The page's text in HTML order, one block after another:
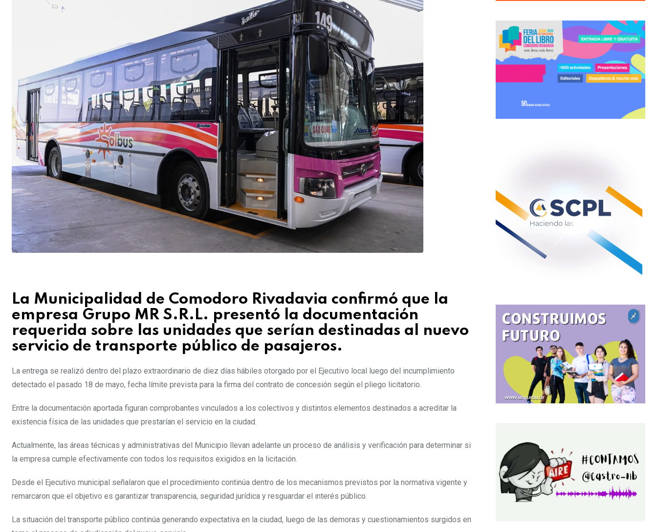
La Municipalidad de Comodoro Rivadavia confirmó que la
empresa Grupo MR S.R.L. presentó la documentación
requerida sobre las unidades que serían destinadas al nuevo
servicio de transporte público de pasajeros.
La entrega se realizó dentro del plazo extraordinario de diez días hábiles otorgado por el Ejecutivo local luego del incumplimiento
detectado el pasado 18 de mayo, fecha límite prevista para la firma del contrato de concesión según el pliego licitatorio.
Entre la documentación aportada figuran comprobantes vinculados a los colectivos y distintos elementos destinados a acreditar la
existencia física de las unidades que prestarían el servicio en la ciudad.
Actualmente, las áreas técnicas y administrativas del Municipio llevan adelante un proceso de análisis y verificación para determinar si
la empresa cumple efectivamente con todos los requisitos exigidos en la licitación.
Desde el Ejecutivo municipal señalaron que el procedimiento continúa dentro de los mecanismos previstos por la normativa vigente y
remarcaron que el objetivo es garantizar transparencia, seguridad jurídica y resguardar el interés público.
La situación del transporte público continúa generando expectativa en la ciudad, luego de las demoras y cuestionamientos surgidos en